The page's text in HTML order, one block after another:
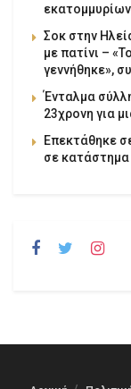
Σοκ στην
με πατίνι –
γεννήθηκε»,
Ένταλμα
23χρονη για
Επεκτάθηκε
σε κατάστημα